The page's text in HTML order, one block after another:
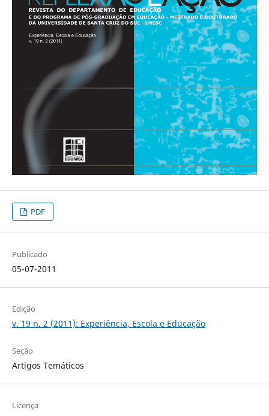
PDF
Publicado
05-07-2011
Edição
v. 19 n. 2 (2011): Experiência, Escola e Educação
Seção
Artigos Temáticos
Licença